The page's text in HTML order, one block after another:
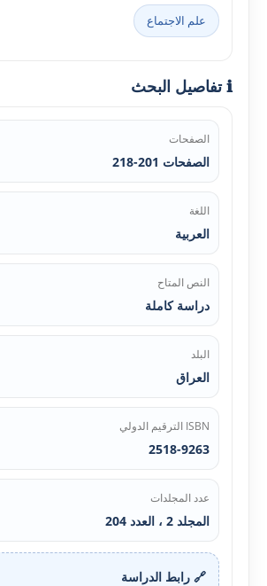
علم الاجتماع
ℹ️ تفاصيل البحث
الصفحات
الصفحات 201-218
اللغة
العربية
النص المتاح
دراسة كاملة
البلد
العراق
ISBN الترقيم الدولي
2518-9263
عدد المجلدات
المجلد 2 ، العدد 204
🔗 رابط الدراسة